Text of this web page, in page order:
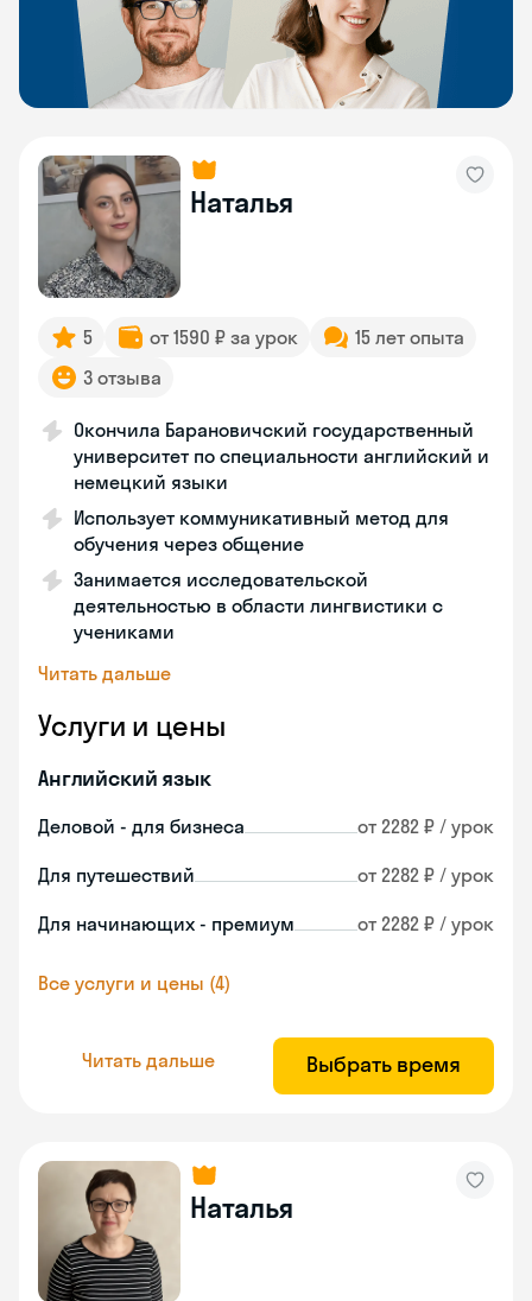
Наталья
5 от 1590 ₽ за урок
15 лет опыта
3 отзыва
Окончила Барановичский государственный
университет по специальности английский и
немецкий языки
Использует коммуникативный метод для
обучения через общение
Занимается исследовательской
деятельностью в области лингвистики с
учениками
Читать дальше
Услуги и цены
Английский язык
Деловой - для бизнеса от 2282 ₽ / урок
Для путешествий от 2282 ₽ / урок
Для начинающих - премиум от 2282 ₽ / урок
Все услуги и цены (4)
Читать дальше Выбрать время
Наталья